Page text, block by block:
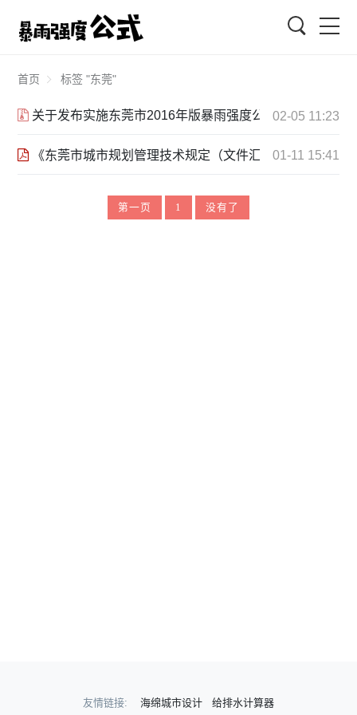
首页 标签 "东莞"
关于发布实施东莞市2016年版暴雨强度公式的通知.rar
02-05 11:23
《东莞市城市规划管理技术规定（文件汇编2020版）》
01-11 15:41
第一页 1 没有了
友情链接: 海绵城市设计 给排水计算器